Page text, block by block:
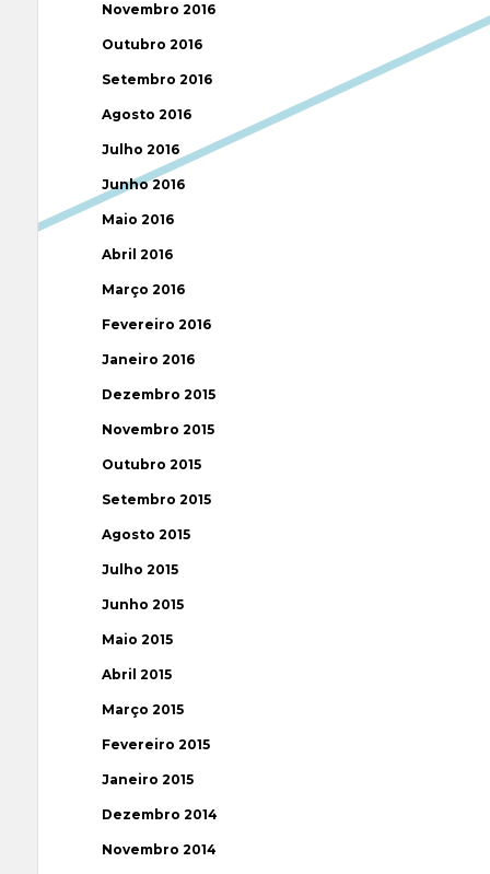
Novembro 2016
Outubro 2016
Setembro 2016
Agosto 2016
Julho 2016
Junho 2016
Maio 2016
Abril 2016
Março 2016
Fevereiro 2016
Janeiro 2016
Dezembro 2015
Novembro 2015
Outubro 2015
Setembro 2015
Agosto 2015
Julho 2015
Junho 2015
Maio 2015
Abril 2015
Março 2015
Fevereiro 2015
Janeiro 2015
Dezembro 2014
Novembro 2014